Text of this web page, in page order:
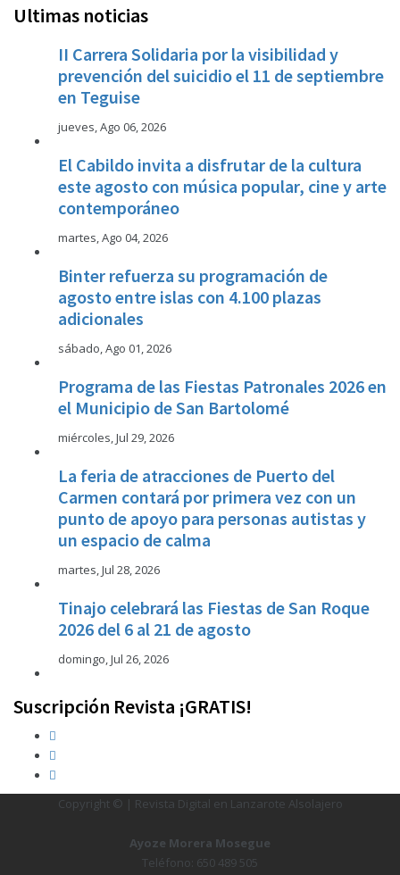
Ultimas noticias
II Carrera Solidaria por la visibilidad y
prevención del suicidio el 11 de septiembre
en Teguise
jueves, Ago 06, 2026
El Cabildo invita a disfrutar de la cultura
este agosto con música popular, cine y arte
contemporáneo
martes, Ago 04, 2026
Binter refuerza su programación de
agosto entre islas con 4.100 plazas
adicionales
sábado, Ago 01, 2026
Programa de las Fiestas Patronales 2026 en
el Municipio de San Bartolomé
miércoles, Jul 29, 2026
La feria de atracciones de Puerto del
Carmen contará por primera vez con un
punto de apoyo para personas autistas y
un espacio de calma
martes, Jul 28, 2026
Tinajo celebrará las Fiestas de San Roque
2026 del 6 al 21 de agosto
domingo, Jul 26, 2026
Suscripción Revista ¡GRATIS!
Copyright © | Revista Digital en Lanzarote Alsolajero
Ayoze Morera Mosegue
Teléfono: 650 489 505